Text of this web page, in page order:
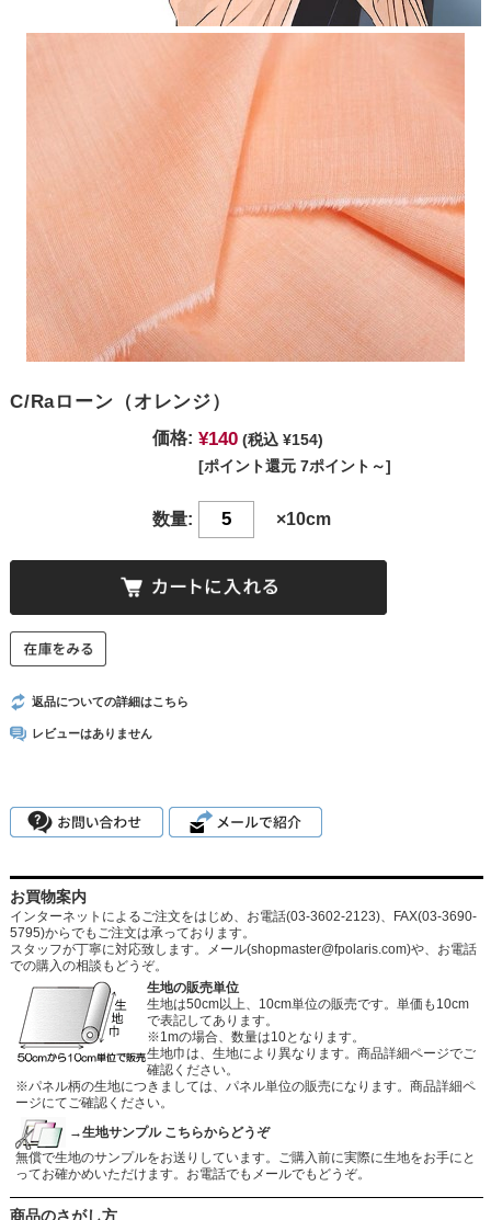
C/Raローン（オレンジ）
価格: ¥140 (税込 ¥154)
[ポイント還元 7ポイント～]
数量: ×10cm
返品についての詳細はこちら
レビューはありません
お買物案内
インターネットによるご注文をはじめ、お電話(03-3602-2123)、FAX(03-3690-
5795)からでもご注文は承っております。
スタッフが丁寧に対応致します。メール(shopmaster@fpolaris.com)や、お電話
での購入の相談もどうぞ。
生地の販売単位
生地は50cm以上、10cm単位の販売です。単価も10cm
で表記してあります。
※1mの場合、数量は10となります。
生地巾は、生地により異なります。商品詳細ページでご
確認ください。
※パネル柄の生地につきましては、パネル単位の販売になります。商品詳細ペ
ージにてご確認ください。
→生地サンプル こちらからどうぞ
無償で生地のサンプルをお送りしています。ご購入前に実際に生地をお手にと
ってお確かめいただけます。お電話でもメールでもどうぞ。
商品のさがし方